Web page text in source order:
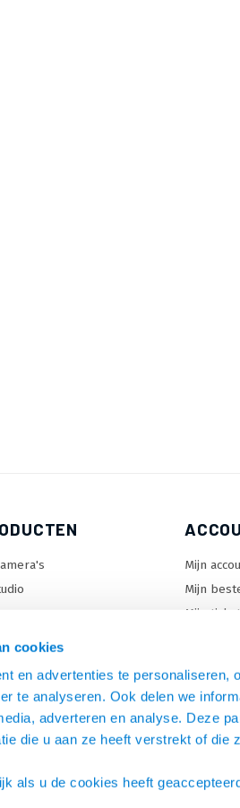
cookies
en advertenties te personaliseren,
te analyseren. Ook delen we
adverteren en analyse. Deze
die u aan ze heeft verstrekt of die
als u de cookies heeft
Mijn
Mijn
Mijn tickets